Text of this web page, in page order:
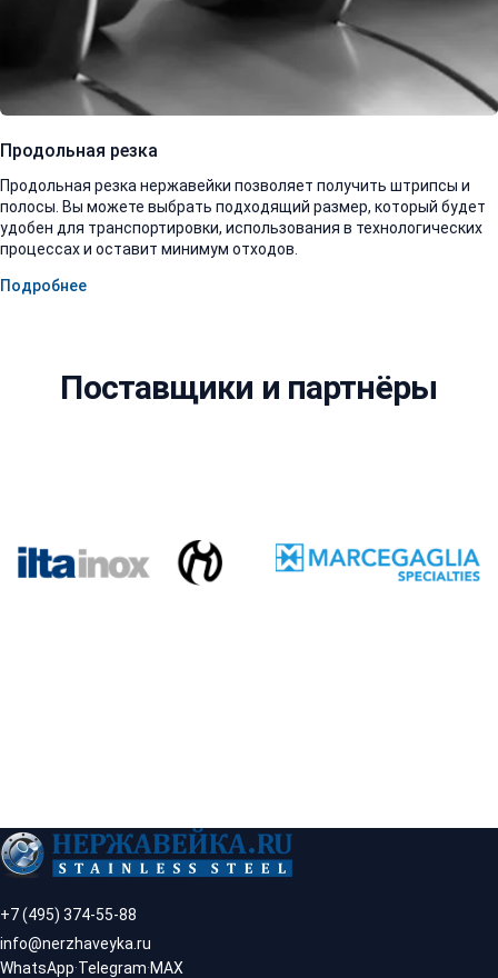
Продольная резка
Продольная резка нержавейки позволяет получить штрипсы и
полосы. Вы можете выбрать подходящий размер, который будет
удобен для транспортировки, использования в технологических
процессах и оставит минимум отходов.
Подробнее
Поставщики и партнёры
+7 (495) 374-55-88
info@nerzhaveyka.ru
WhatsApp·Telegram·MAX